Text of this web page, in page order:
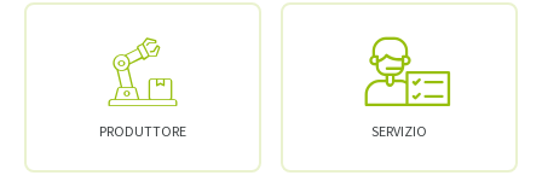
PRODUTTORE SERVIZIO